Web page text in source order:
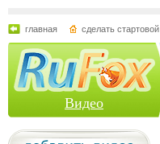
главная сделать стартовой
Видео